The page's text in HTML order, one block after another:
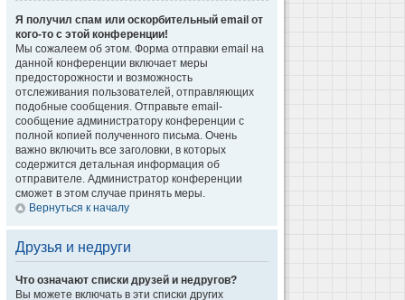
Я получил спам или оскорбительный email от
кого-то с этой конференции!
Мы сожалеем об этом. Форма отправки email на
данной конференции включает меры
предосторожности и возможность
отслеживания пользователей, отправляющих
подобные сообщения. Отправьте email-
сообщение администратору конференции с
полной копией полученного письма. Очень
важно включить все заголовки, в которых
содержится детальная информация об
отправителе. Администратор конференции
сможет в этом случае принять меры.
Вернуться к началу
Друзья и недруги
Что означают списки друзей и недругов?
Вы можете включать в эти списки других